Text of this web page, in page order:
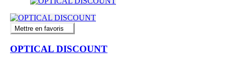
Mettre en favoris
OPTICAL DISCOUNT